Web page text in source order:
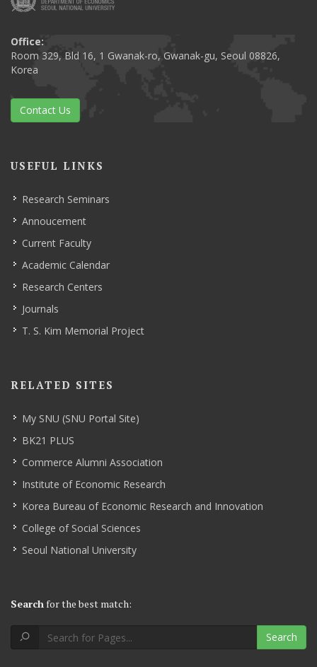
Office:
Room 329, Bld 16, 1 Gwanak-ro, Gwanak-gu, Seoul 08826,
Korea
Contact Us
USEFUL LINKS
Research Seminars
Annoucement
Current Faculty
Academic Calendar
Research Centers
Journals
T. S. Kim Memorial Project
RELATED SITES
My SNU (SNU Portal Site)
BK21 PLUS
Commerce Alumni Association
Institute of Economic Research
Korea Bureau of Economic Research and Innovation
College of Social Sciences
Seoul National University
Searchfor the best match:
Search